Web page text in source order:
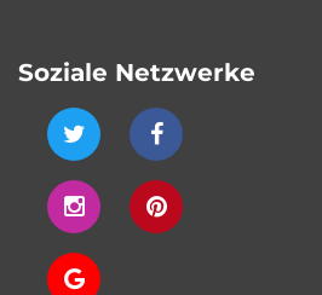
Soziale Netzwerke